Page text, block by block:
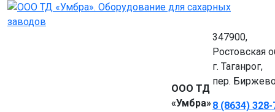
ООО ТД
«Умбра»
347900,
Ростовская
г. Таганрог,
пер.
8 (8634) 328-